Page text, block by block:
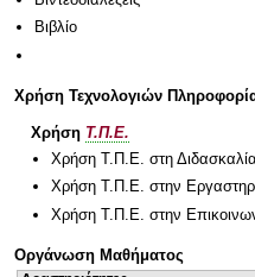
Βιβλίο
Χρήση Τεχνολογιών
Χρήση Τ.Π.Ε.
Χρήση Τ.Π.Ε. στη Διδασκαλία
Χρήση Τ.Π.Ε. στην
Χρήση Τ.Π.Ε. στην
Οργάνωση Μαθήματος